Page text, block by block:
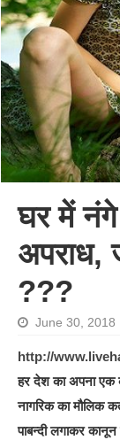
घर में नंगे
अपराध,
???
June 30, 2018
http://
हर देश का अपना एक
नागरिक का मौलिक
पाबन्दी लगाकर कानून